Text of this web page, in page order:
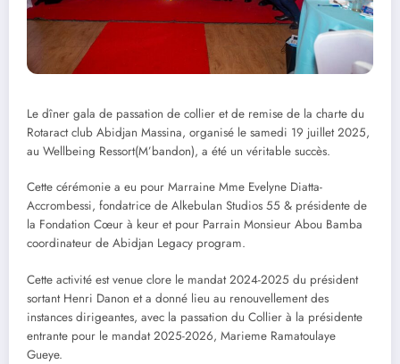
Le dîner gala de passation de collier et de remise de la charte du
Rotaract club Abidjan Massina, organisé le samedi 19 juillet 2025,
au Wellbeing Ressort(M’bandon), a été un véritable succès.
Cette cérémonie a eu pour Marraine Mme Evelyne Diatta-
Accrombessi, fondatrice de Alkebulan Studios 55 & présidente de
la Fondation Cœur à keur et pour Parrain Monsieur Abou Bamba
coordinateur de Abidjan Legacy program.
Cette activité est venue clore le mandat 2024-2025 du président
sortant Henri Danon et a donné lieu au renouvellement des
instances dirigeantes, avec la passation du Collier à la présidente
entrante pour le mandat 2025-2026, Marieme Ramatoulaye
Gueye.